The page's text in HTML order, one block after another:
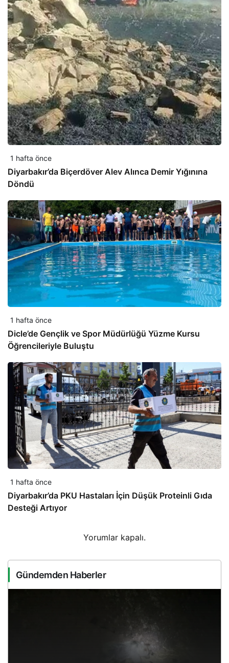
1 hafta önce
Diyarbakır’da Biçerdöver Alev Alınca Demir Yığınına
Döndü
1 hafta önce
Dicle’de Gençlik ve Spor Müdürlüğü Yüzme Kursu
Öğrencileriyle Buluştu
1 hafta önce
Diyarbakır’da PKU Hastaları İçin Düşük Proteinli Gıda
Desteği Artıyor
Yorumlar kapalı.
Gündemden Haberler